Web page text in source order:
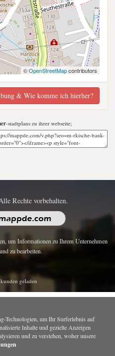
©OpenStreetMapcontributors
& Wie komme ich hierher?
-stadtplans zu ihrer webseite;
Rechte vorbehalten.
um Informationen zu Ihrem Unternehmen
zu bearbeiten.
geladen
Technologien, um Ihr Surferlebnis auf
Inhalte und gezielte Anzeigen
und zu verstehen, woher unsere